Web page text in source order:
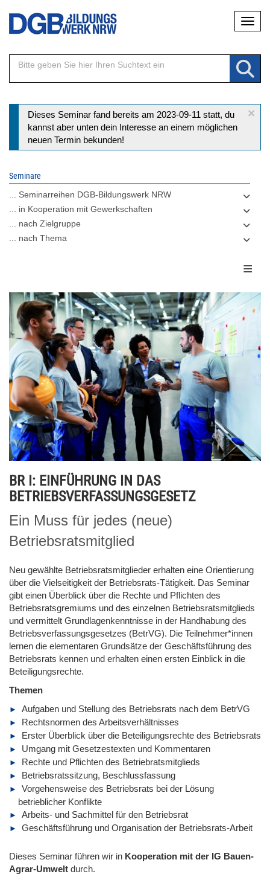
Direkt
Inhalt
×
Statusmeldung
Dieses Seminar fand bereits am 2023-09-11 statt, du
kannst aber unten dein Interesse an einem möglichen
neuen Termin bekunden!
Seminare
... Seminarreihen DGB-Bildungswerk NRW
... in Kooperation mit Gewerkschaften
... nach Zielgruppe
... nach Thema
BR I: EINFÜHRUNG IN DAS
BETRIEBSVERFASSUNGSGESETZ
Ein Muss für jedes (neue)
Betriebsratsmitglied
Neu gewählte Betriebsratsmitglieder erhalten eine Orientierung
über die Vielseitigkeit der Betriebsrats-Tätigkeit. Das Seminar
gibt einen Überblick über die Rechte und Pflichten des
Betriebsratsgremiums und des einzelnen Betriebsratsmitglieds
und vermittelt Grundlagenkenntnisse in der Handhabung des
Betriebsverfassungsgesetzes (BetrVG). Die Teilnehmer*innen
lernen die elementaren Grundsätze der Geschäftsführung des
Betriebsrats kennen und erhalten einen ersten Einblick in die
Beteiligungsrechte.
Themen
Aufgaben und Stellung des Betriebsrats nach dem BetrVG
Rechtsnormen des Arbeitsverhältnisses
Erster Überblick über die Beteiligungsrechte des Betriebsrats
Umgang mit Gesetzestexten und Kommentaren
Rechte und Pflichten des Betriebratsmitglieds
Betriebsratssitzung, Beschlussfassung
Vorgehensweise des Betriebsrats bei der Lösung
betrieblicher Konflikte
Arbeits- und Sachmittel für den Betriebsrat
Geschäftsführung und Organisation der Betriebsrats-Arbeit
Dieses Seminar führen wir in Kooperation mit der IG Bauen-
Agrar-Umwelt durch.